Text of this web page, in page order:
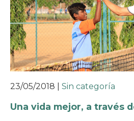
23/05/2018 Sin categoría
Una vida mejor, a través